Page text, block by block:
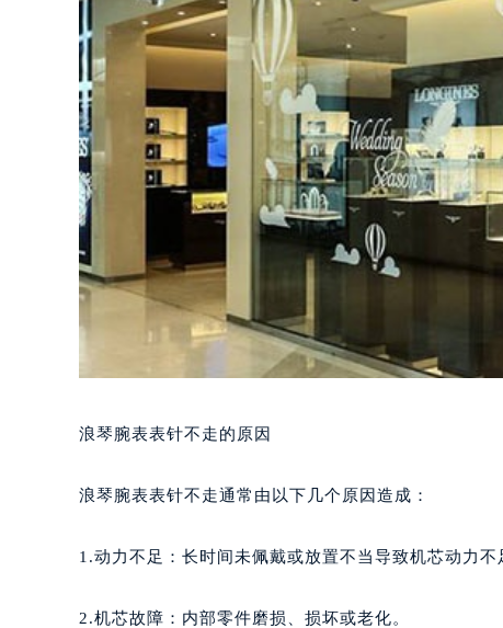
浪琴腕表表针不走的原因
浪琴腕表表针不走通常由以下几个原因造成：
1.动力不足：长时间未佩戴或放置不当导致机芯动力不
2.机芯故障：内部零件磨损、损坏或老化。